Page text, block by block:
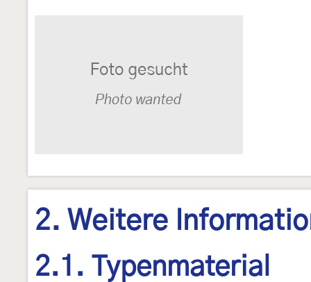
2. Weitere
2.1. Typenmaterial